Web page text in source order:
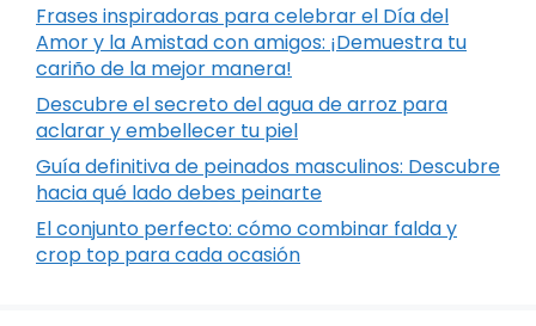
Frases inspiradoras para celebrar el Día del
Amor y la Amistad con amigos: ¡Demuestra tu
cariño de la mejor manera!
Descubre el secreto del agua de arroz para
aclarar y embellecer tu piel
Guía definitiva de peinados masculinos: Descubre
hacia qué lado debes peinarte
El conjunto perfecto: cómo combinar falda y
crop top para cada ocasión